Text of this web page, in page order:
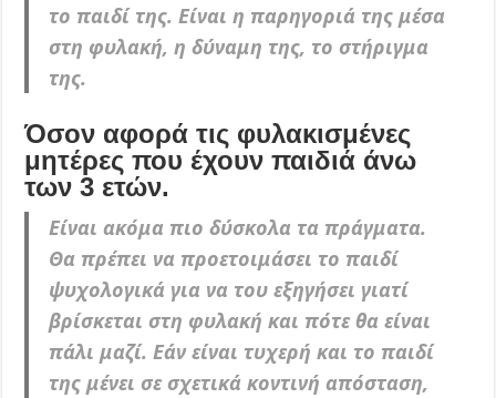
το παιδί της. Είναι η παρηγοριά της μέσα
στη φυλακή, η δύναμη της, το στήριγμα
της.
Όσον αφορά τις φυλακισμένες
μητέρες που έχουν παιδιά άνω
των 3 ετών.
Είναι ακόμα πιο δύσκολα τα πράγματα.
Θα πρέπει να προετοιμάσει το παιδί
ψυχολογικά για να του εξηγήσει γιατί
βρίσκεται στη φυλακή και πότε θα είναι
πάλι μαζί. Εάν είναι τυχερή και το παιδί
της μένει σε σχετικά κοντινή απόσταση,